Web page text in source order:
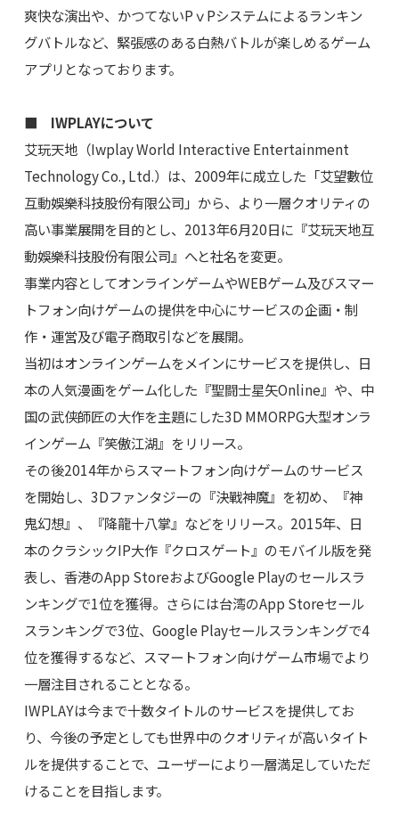
爽快な演出や、かつてないPｖPシステムによるランキン
グバトルなど、緊張感のある白熱バトルが楽しめるゲーム
アプリとなっております。
■ IWPLAYについて
艾玩天地（Iwplay World Interactive Entertainment
Technology Co., Ltd.）は、2009年に成立した「艾望數位
互動娛樂科技股份有限公司」から、より一層クオリティの
高い事業展開を目的とし、2013年6月20日に『艾玩天地互
動娛樂科技股份有限公司』へと社名を変更。
事業内容としてオンラインゲームやWEBゲーム及びスマー
トフォン向けゲームの提供を中心にサービスの企画・制
作・運営及び電子商取引などを展開。
当初はオンラインゲームをメインにサービスを提供し、日
本の人気漫画をゲーム化した『聖闘士星矢Online』や、中
国の武侠師匠の大作を主題にした3D MMORPG大型オンラ
インゲーム『笑傲江湖』をリリース。
その後2014年からスマートフォン向けゲームのサービス
を開始し、3Dファンタジーの『決戰神魔』を初め、『神
鬼幻想』、『降龍十八掌』などをリリース。2015年、日
本のクラシックIP大作『クロスゲート』のモバイル版を発
表し、香港のApp StoreおよびGoogle Playのセールスラ
ンキングで1位を獲得。さらには台湾のApp Storeセール
スランキングで3位、Google Playセールスランキングで4
位を獲得するなど、スマートフォン向けゲーム市場でより
一層注目されることとなる。
IWPLAYは今まで十数タイトルのサービスを提供してお
り、今後の予定としても世界中のクオリティが高いタイト
ルを提供することで、ユーザーにより一層満足していただ
けることを目指します。